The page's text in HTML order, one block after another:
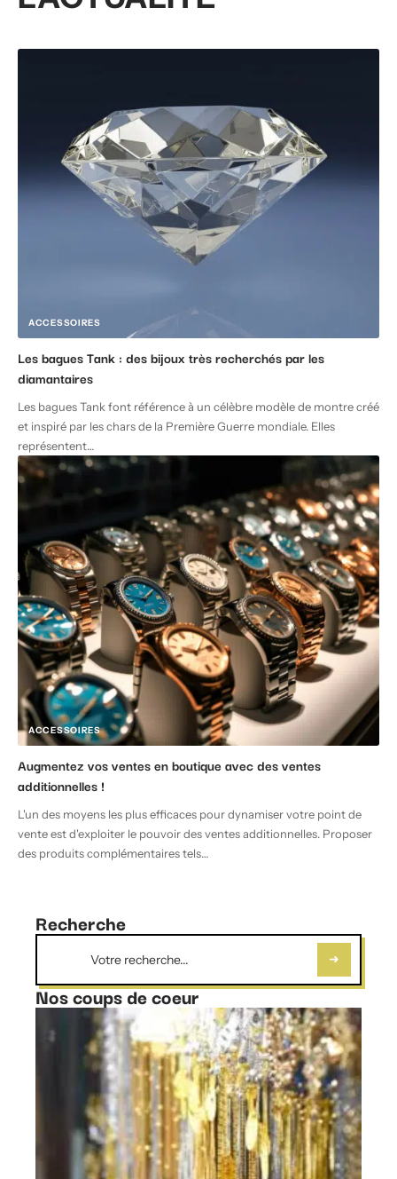
ACCESSOIRES
Les bagues Tank : des bijoux très recherchés par les
diamantaires
Les bagues Tank font référence à un célèbre modèle de montre créé
et inspiré par les chars de la Première Guerre mondiale. Elles
représentent…
ACCESSOIRES
Augmentez vos ventes en boutique avec des ventes
additionnelles !
L'un des moyens les plus efficaces pour dynamiser votre point de
vente est d'exploiter le pouvoir des ventes additionnelles. Proposer
des produits complémentaires tels…
Recherche
Nos coups de coeur